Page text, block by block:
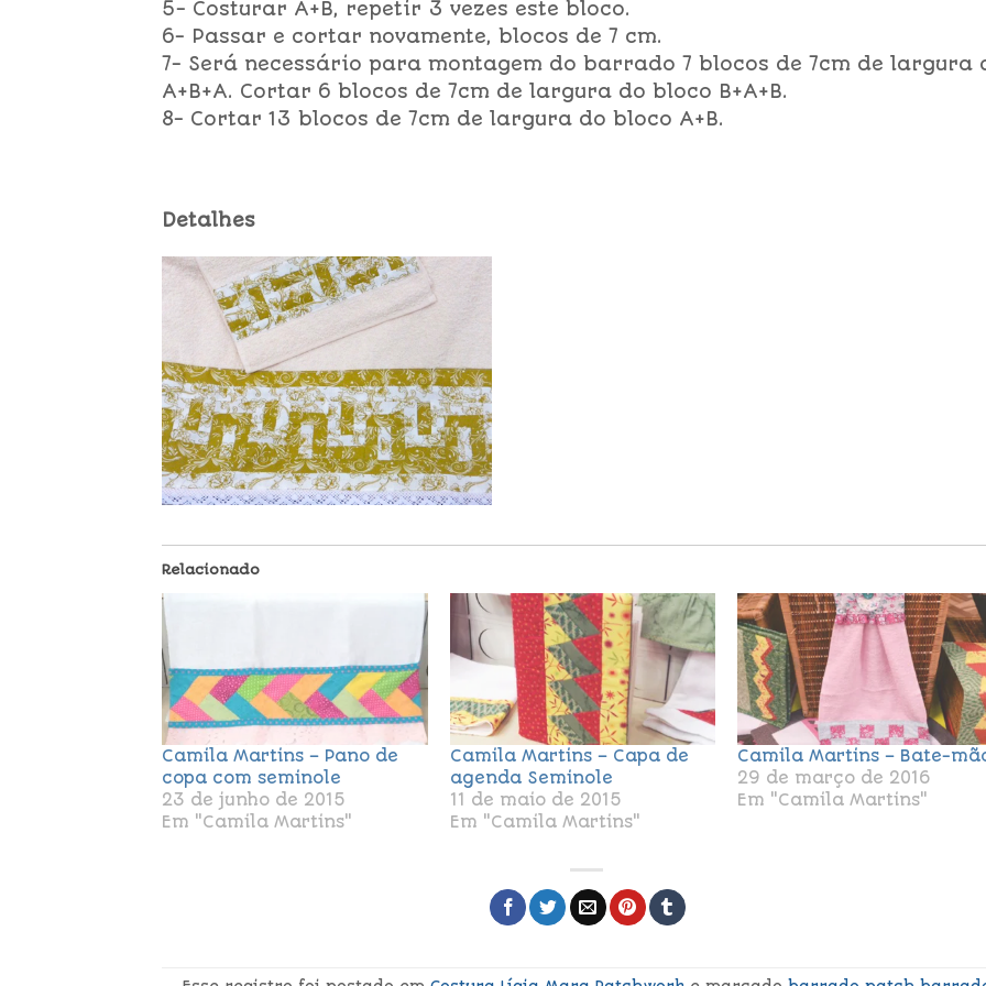
5- Costurar A+B, repetir 3 vezes este bloco.
6- Passar e cortar novamente, blocos de 7 cm.
7- Será necessário para montagem do barrado 7 blocos de 7cm de largura
A+B+A. Cortar 6 blocos de 7cm de largura do bloco B+A+B.
8- Cortar 13 blocos de 7cm de largura do bloco A+B.
Detalhes
Relacionado
Camila Martins – Pano de
copa com seminole
23 de junho de 2015
Em "Camila Martins"
Camila Martins – Capa de
agenda Seminole
11 de maio de 2015
Em "Camila Martins"
Camila Martins – Bate-
29 de março de 2016
Em "Camila Martins"